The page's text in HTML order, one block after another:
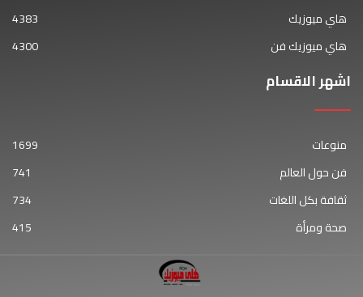
هاي ميوزيك
4383
هاي ميوزيك فن
4300
اشهر الاقسام
منوعات
1699
فن حول العالم
741
ثقافة بكل اللغات
734
صحة ومرأة
415